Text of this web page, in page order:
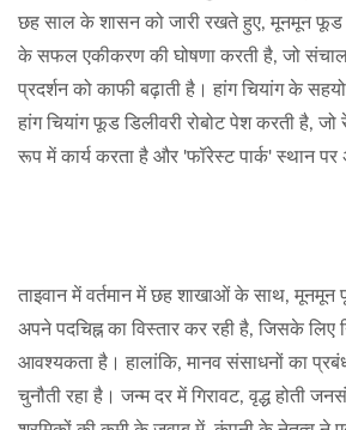
छह साल के शासन को जारी रखते हुए, मूनमून
के सफल एकीकरण की घोषणा करती है, जो
प्रदर्शन को काफी बढ़ाती है। हांग चियांग के
हांग चियांग फूड डिलीवरी रोबोट पेश करती है,
रूप में कार्य करता है और 'फॉरेस्ट पार्क' स्थान
ताइवान में वर्तमान में छह शाखाओं के साथ,
अपने पदचिह्न का विस्तार कर रही है, जिसके लिए
आवश्यकता है। हालांकि, मानव संसाधनों का
चुनौती रहा है। जन्म दर में गिरावट, वृद्ध होती